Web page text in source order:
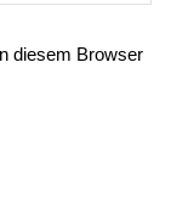
diesem Browser